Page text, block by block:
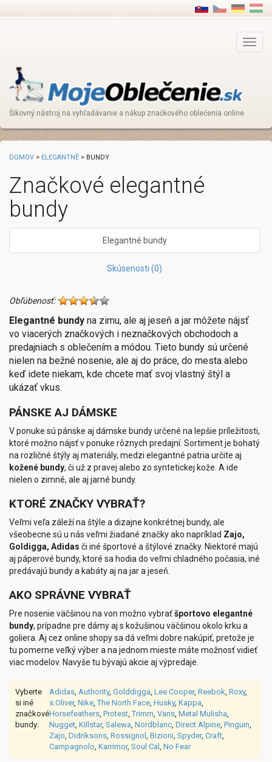
Main
Menu
Šikovný nástroj na vyhľadávanie a nákup značkového oblečenia online
DOMOV > ELEGANTNÉ > BUNDY
Značkové elegantné
bundy
Elegantné bundy
Skúsenosti (0)
Obľúbenosť:
Elegantné bundy na zimu, ale aj jeseň a jar môžete nájsť
vo viacerých značkových i neznačkových obchodoch a
predajniach s oblečením a módou. Tieto bundy sú určené
nielen na bežné nosenie, ale aj do práce, do mesta alebo
keď idete niekam, kde chcete mať svoj vlastný štýl a
ukázať vkus.
PÁNSKE AJ DÁMSKE
V ponuke sú pánske aj dámske bundy určené na lepšie príležitosti,
ktoré možno nájsť v ponuke rôznych predajní. Sortiment je bohatý
na rozličné štýly aj materiály, medzi elegantné patria určite aj
kožené bundy, či už z pravej alebo zo syntetickej kože. A ide
nielen o zimné, ale aj jarné bundy.
KTORÉ ZNAČKY VYBRAŤ?
Veľmi veľa záleží na štýle a dizajne konkrétnej bundy, ale
všeobecne sú u nás veľmi žiadané značky ako napríklad Zajo,
Goldigga, Adidas či iné športové a štýlové značky. Niektoré majú
aj páperové bundy, ktoré sa hodia do veľmi chladného počasia, iné
predávajú bundy a kabáty aj na jar a jeseň.
AKO SPRÁVNE VYBRAŤ
Pre nosenie väčšinou na von možno vybraťšportovo elegantné
bundy, prípadne pre dámy aj s kožušinou väčšinou okolo krku a
goliera. Aj cez online shopy sa dá veľmi dobre nakúpiť, pretože je
tu pomerne veľký výber a na jednom mieste máte možnosť vidieť
viac modelov. Navyše tu bývajú akcie aj výpredaje.
Vyberte
si iné
značkové
bundy:
Adidas Authority, Golddigga Lee Cooper, Reebok Roxy,
s.Oliver, Nike ,The North Face Husky, Kappa
Horsefeathers Protest ,Trimm Vans Metal Mulisha
Nugget Killstar, Salewa Nordblanc Direct Alpine Pinguin
Zajo Didriksons Rossignol Bizioni Spyder, Craft
Campagnolo Karrimor, Soul Cal No Fear